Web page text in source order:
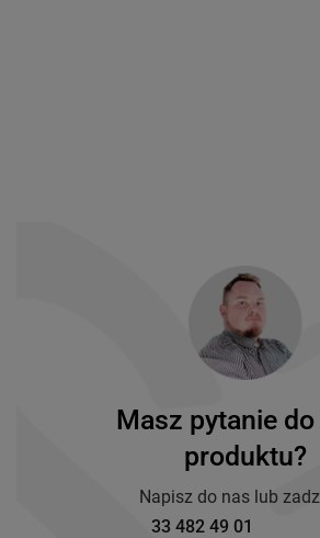
Masz pytanie
produktu?
Napisz do nas lub
33 482 49 01